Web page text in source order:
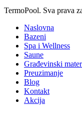
TermoPool. Sva prava
Naslovna
Bazeni
Spa i Wellness
Saune
Građevinski
Preuzimanje
Blog
Kontakt
Akcija